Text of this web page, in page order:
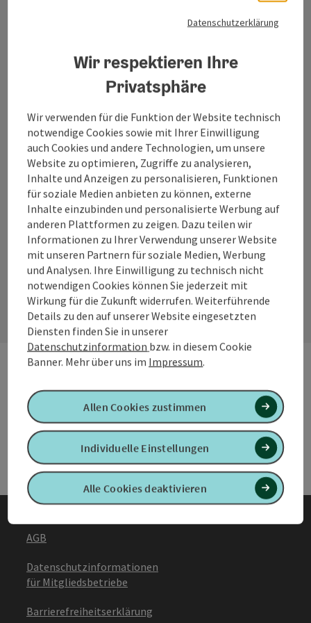
Tourismusverband Quellenviertel
+43 7249 42071 0
info@quellenviertel.at
Kontaktformular
B2B Services
Urlaub planen & Services
AGB
Datenschutzinformationen
für Mitgliedsbetriebe
Barrierefreiheitserklärung
Datenschutzerklärung
Wir respektieren Ihre
Privatsphäre
Wir verwenden für die Funktion der Website technisch
notwendige Cookies sowie mit Ihrer Einwilligung
auch Cookies und andere Technologien, um unsere
Website zu optimieren, Zugriffe zu analysieren,
Inhalte und Anzeigen zu personalisieren, Funktionen
für soziale Medien anbieten zu können, externe
Inhalte einzubinden und personalisierte Werbung auf
anderen Plattformen zu zeigen. Dazu teilen wir
Informationen zu Ihrer Verwendung unserer Website
mit unseren Partnern für soziale Medien, Werbung
und Analysen. Ihre Einwilligung zu technisch nicht
notwendigen Cookies können Sie jederzeit mit
Wirkung für die Zukunft widerrufen. Weiterführende
Details zu den auf unserer Website eingesetzten
Diensten finden Sie in unserer
Datenschutzinformation bzw. in diesem Cookie
Banner. Mehr über uns im Impressum.
Alle Cookies deaktivieren
Individuelle Einstellungen
Allen Cookies zustimmen